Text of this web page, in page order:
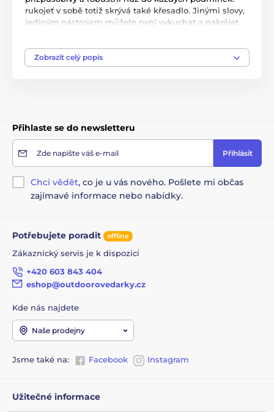
rukojeť v sobě totiž skrývá také křesadlo. Jinými slovy,
jediným nástrojem můžete nyní vykuchat a nakrájet
Swedish FireKnife BIO má čepel z kalené nereznoucí
oceli Sandvick 12C27 (90%recyklovaná ocel) a
FireSteel®.Â Křesadlo Swedish FireSteel® bude váš
stejně dobře i mokré a vytváří jiskry o teplotě 2980˚C.
Pružná avšak robustní čepel
Pouzdro s klipsou pro připnutí
barbecue
Křesadlo pracuje stejně dobře i mokré
Výkon, na který je spolehnutí ve všech nadmořských
výškách
BIOplastu , křesadlo z magneziové slitiny
Zobrazit celý popis
Přihlaste se do newsletteru
Zde napište váš e-mail Přihlásit
Chci vědět, co je u vás nového. Pošlete mi občas
zajímavé informace nebo nabídky.
Potřebujete poradit offline
Zákaznický servis je k dispozici
+420 603 843 404
eshop@outdoorovedarky.cz
Kde nás najdete
Naše prodejny
Jsme také na: Facebook Instagram
Užitečné informace